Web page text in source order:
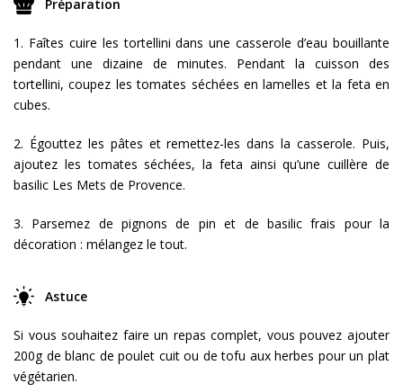
Préparation
1. Faîtes cuire les tortellini dans une casserole d’eau bouillante
pendant une dizaine de minutes. Pendant la cuisson des
tortellini, coupez les tomates séchées en lamelles et la feta en
cubes.
2. Égouttez les pâtes et remettez-les dans la casserole. Puis,
ajoutez les tomates séchées, la feta ainsi qu’une cuillère de
basilic Les Mets de Provence.
3. Parsemez de pignons de pin et de basilic frais pour la
décoration : mélangez le tout.
Astuce
Si vous souhaitez faire un repas complet, vous pouvez ajouter
200g de blanc de poulet cuit ou de tofu aux herbes pour un plat
végétarien.